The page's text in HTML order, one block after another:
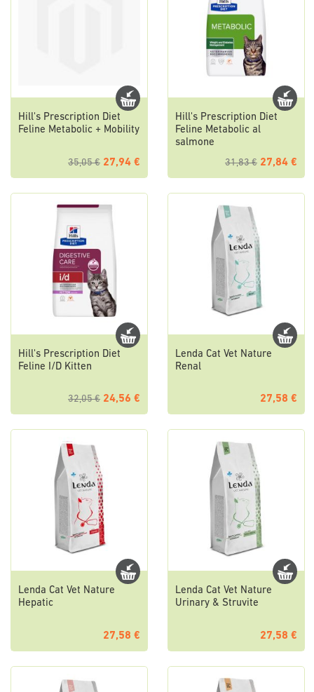
Hill's Prescription Diet
Feline Metabolic + Mobility
35,05 € 27,94 €
Hill's Prescription Diet
Feline Metabolic al
salmone
31,83 € 27,84 €
Hill's Prescription Diet
Feline I/D Kitten
32,05 € 24,56 €
Lenda Cat Vet Nature
Renal
27,58 €
Lenda Cat Vet Nature
Hepatic
27,58 €
Lenda Cat Vet Nature
Urinary & Struvite
27,58 €